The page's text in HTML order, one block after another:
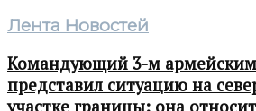
Лента Новостей
Командующий 3-м
представил ситуацию на
участке границы: она